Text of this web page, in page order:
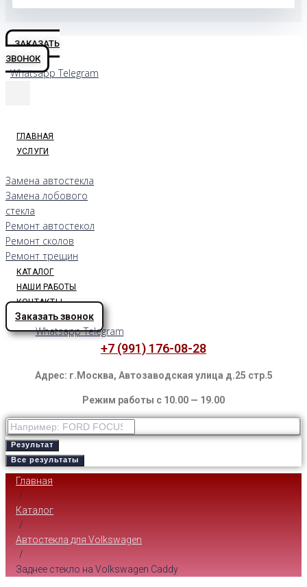
ЗАКАЗАТЬ
ЗВОНОК
Whatsapp Telegram
ГЛАВНАЯ
УСЛУГИ
Замена автостекла
Замена лобового
стекла
Ремонт автостекол
Ремонт сколов
Ремонт трещин
КАТАЛОГ
НАШИ РАБОТЫ
КОНТАКТЫ
Заказать звонок
Whatsapp Telegram
+7 (991) 176-08-28
Адрес: г.Москва, Автозаводская улица д.25 стр.5
Режим работы с 10.00 — 19.00
Результат
Все результаты
Главная
/
Каталог
/
Автостекла для Volkswagen
/
Заднее стекло на Volkswagen Caddy